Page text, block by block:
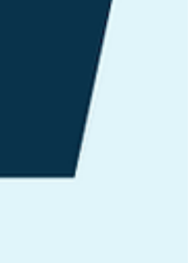
unsa.ba/stipendije/erasmus-
u-mariboru-slovenija-202